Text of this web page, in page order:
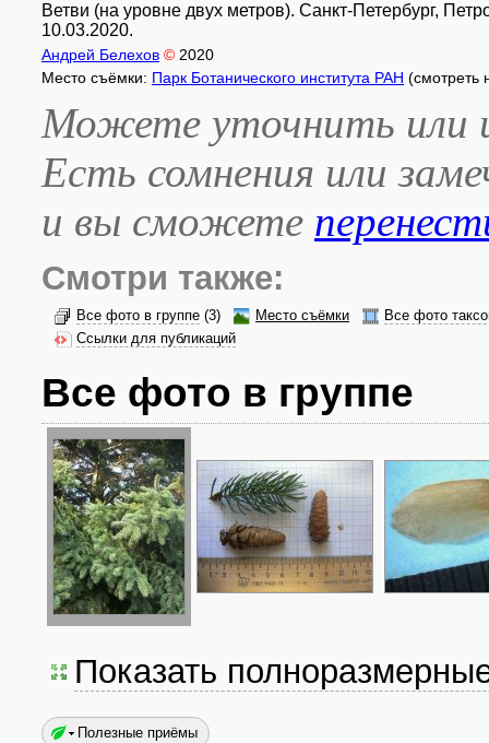
Ветви (на уровне двух метров). Санкт-Петербург,
10.03.2020.
Андрей Белехов © 2020
Место съёмки: Парк Ботанического института РАН (смотреть
Можете уточнить или
Есть сомнения или
и вы сможете
Смотри также:
Все фото в группе (3) Место съёмки
Все фото
Ссылки для публикаций
Все фото в группе
Показать
Полезные приёмы